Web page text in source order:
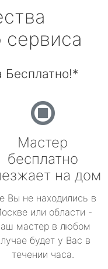
сервиса
Бесплатно!*
Мастер
бесплатно
на дом
Вы не находились в
или области -
мастер в любом
будет у Вас в
течении часа.